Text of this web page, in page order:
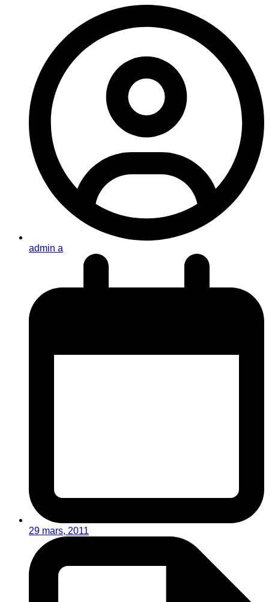
admin a
29 mars, 2011